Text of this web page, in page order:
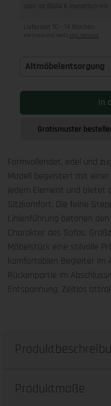
oder ab 80,04 € monatlich mit
Lieferzeit 10 - 14 Wochen
Alle Preise inkl. MwSt zzgl. Versand
Altmöbelentsorgung
In
Gratismuster
Formvollendet, edel und
Modell begeistert mit
jedem Element und bietet
Sitzkomfort. Die feine
Linienführung betonen
Charakter des Sofas.
Möbelstück eine stilvolle
komfortablen Begleiter im
Rückenpartie im
Entspannung. Zeitlos
Produktmaße